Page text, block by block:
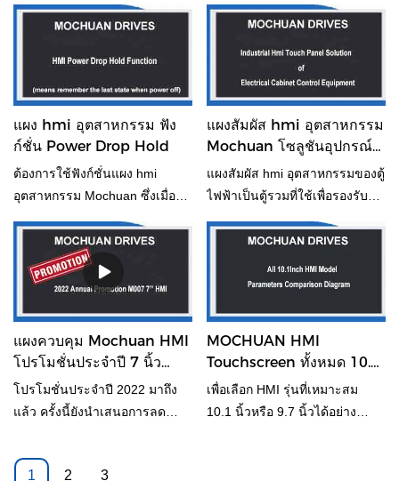
มนุษย์กับพีซีอุตสาหกรรมจึงไม่
นี้เป็นคำถามที่มักพบเจอใน
อุตสาหกรรมระบบอัตโนมัติ ตอน
ละเอียดถึงสาเหตุที่เป็นไปได้
สำหรับสิ่งนี้ หวังว่าจะเป็น
ประโยชน์บ้าง
เทอร์เฟซ การจำลองแบบ
และใช้ PLC เพื่อเชื่อมต่อโดยตรง
กับคอมพิวเตอร์ โดยใช้ซอฟต์แวร์
เพื่อเชื่อมต่อสายสื่อสารเข้ากับ
คอมพิวเตอร์, การจำลองแบบ
ออนไลน์เพื่อดูว่าโครงการ
สามารถสื่อสารได้หรือไม่ วิธี
จัดการกับ PLC และหน้าจอสัมผัส
ไม่สามารถสื่อสารได้
แผง hmi อุตสาหกรรม ฟัง
ก์ชั่น Power Drop Hold
ต้องการใช้ฟังก์ชั่นแผง hmi
อุตสาหกรรม Mochuan ซึ่งเมื่อ
ล่าสุดของหน้าจอ หากคุณมี
ฟังก์ชันนี้ คุณสามารถดูสิ่งนี้ได้
แผงสัมผัส hmi อุตสาหกรรม
Mochuan โซลูชันอุปกรณ์
ควบคุมตู้ไฟฟ้า
แผงสัมผัส hmi อุตสาหกรรมของตู้
ไฟฟ้าเป็นตู้รวมที่ใช้เพื่อรองรับ
ต่างๆ ที่ใช้เป็นตัวพาสำหรับ
ป้องกันน้ำ ฝุ่น และการรบกวน
แผงควบคุม Mochuan HMI
โปรโมชั่นประจำปี 7 นิ้ว
M007 เครื่อง hmi แบบมัลติ
ทัชแบบสัมผัส
โปรโมชั่นประจำปี 2022 มาถึง
แล้ว ครั้งนี้ยังนำเสนอการลด
ขนาด 7 นิ้วยอดนิยมของเรา เพื่อ
MOCHUAN HMI
Touchscreen ทั้งหมด 10.1
9.7 นิ้วรุ่น Parameter
Comparison Diagram
เพื่อเลือก HMI รุ่นที่เหมาะสม
10.1 นิ้วหรือ 9.7 นิ้วได้อย่าง
1 2 3